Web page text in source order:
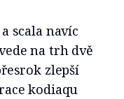
scala navíc
na trh dvě
zlepší
kodiaqu